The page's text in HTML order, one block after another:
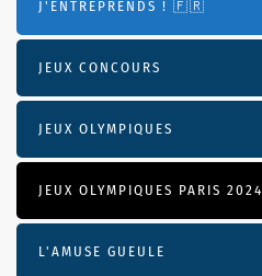
J'ENTREPRENDS ! 🇫🇷
JEUX CONCOURS
JEUX OLYMPIQUES
JEUX OLYMPIQUES PARIS 2024
L'AMUSE GUEULE